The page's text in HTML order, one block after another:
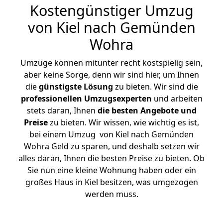
Kostengünstiger Umzug
von Kiel nach Gemünden
Wohra
Umzüge können mitunter recht kostspielig sein,
aber keine Sorge, denn wir sind hier, um Ihnen
diegünstigste Lösung zu bieten. Wir sind die
professionellen Umzugsexperten und arbeiten
stets daran, Ihnen die besten Angebote und
Preisezu bieten. Wir wissen, wie wichtig es ist,
bei einem Umzug von Kiel nach Gemünden
Wohra Geld zu sparen, und deshalb setzen wir
alles daran, Ihnen die besten Preise zu bieten. Ob
Sie nun eine kleine Wohnung haben oder ein
großes Haus in Kiel besitzen, was umgezogen
werden muss.